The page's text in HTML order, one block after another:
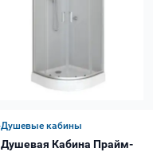
Душевые кабины
Душевая Кабина Прайм-